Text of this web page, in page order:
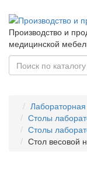
Производство и
медицинской
Столы
Столы
Стол весовой